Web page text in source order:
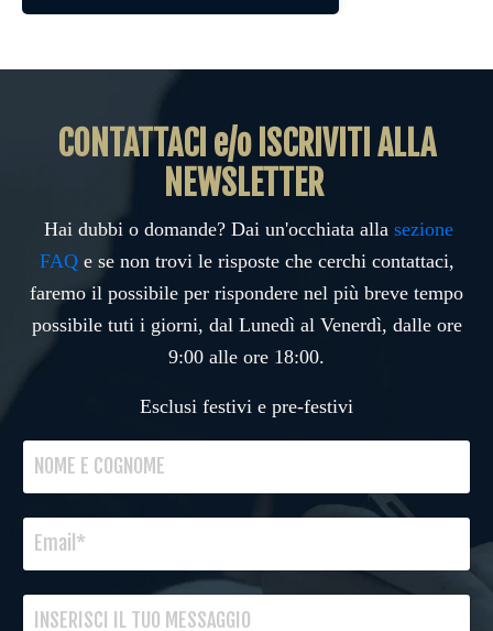
CONTATTACI e/o ISCRIVITI ALLA
NEWSLETTER
Hai dubbi o domande? Dai un'occhiata alla sezione
FAQ e se non trovi le risposte che cerchi contattaci,
faremo il possibile per rispondere nel più breve tempo
possibile tuti i giorni, dal Lunedì al Venerdì, dalle ore
9:00 alle ore 18:00.
Esclusi festivi e pre-festivi